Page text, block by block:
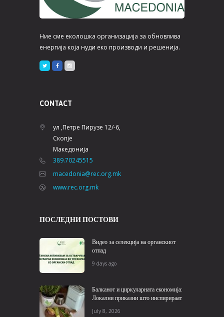
Ние сме еколошка организација за обновлива
енергија која нуди еко производи и решенија.
CONTACT
ул ,Петре Пирузе 12/-6,
Скопје
Македонија
389.70245515
macedonia@rec.org.mk
www.rec.org.mk
ПОСЛЕДНИ ПОСТОВИ
Видео за селекција на органскиот
отпад
9 days ago
Балканот и циркуларната економија:
Локални приказни што инспирираат
July 8, 2026